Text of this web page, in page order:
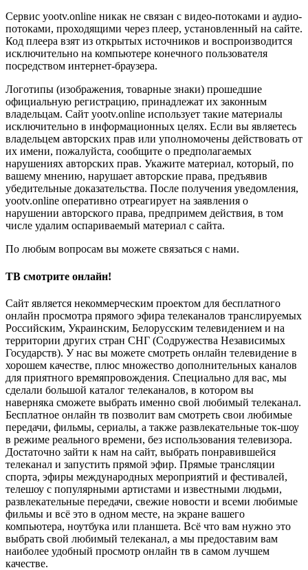
Сервис yootv.online никак не связан с видео-потоками и аудио-
потоками, проходящими через плеер, установленный на сайте.
Код плеера взят из открытых источников и воспроизводится
исключительно на компьютере конечного пользователя
посредством интернет-браузера.
Логотипы (изображения, товарные знаки) прошедшие
официальную регистрацию, принадлежат их законным
владельцам. Сайт yootv.online использует такие материалы
исключительно в информационных целях. Если вы являетесь
владельцем авторских прав или уполномочены действовать от
их имени, пожалуйста, сообщите о предполагаемых
нарушениях авторских прав. Укажите материал, который, по
вашему мнению, нарушает авторские права, предъявив
убедительные доказательства. После получения уведомления,
yootv.online оперативно отреагирует на заявления о
нарушении авторского права, предпримем действия, в том
числе удалим оспариваемый материал с сайта.
По любым вопросам вы можете связаться с нами.
ТВ смотрите онлайн!
Сайт является некоммерческим проектом для бесплатного
онлайн просмотра прямого эфира телеканалов транслируемых
Российским, Украинским, Белорусским телевидением и на
территории других стран СНГ (Содружества Независимых
Государств). У нас вы можете смотреть онлайн телевидение в
хорошем качестве, плюс множество дополнительных каналов
для приятного времяпровождения. Специально для вас, мы
сделали большой каталог телеканалов, в котором вы
наверняка сможете выбрать именно свой любимый телеканал.
Бесплатное онлайн тв позволит вам смотреть свои любимые
передачи, фильмы, сериалы, а также развлекательные ток-шоу
в режиме реального времени, без использования телевизора.
Достаточно зайти к нам на сайт, выбрать понравившейся
телеканал и запустить прямой эфир. Прямые трансляции
спорта, эфиры международных мероприятий и фестивалей,
телешоу с популярными артистами и известными людьми,
развлекательные передачи, свежие новости и всеми любимые
фильмы и всё это в одном месте, на экране вашего
компьютера, ноутбука или планшета. Всё что вам нужно это
выбрать свой любимый телеканал, а мы предоставим вам
наиболее удобный просмотр онлайн тв в самом лучшем
качестве.